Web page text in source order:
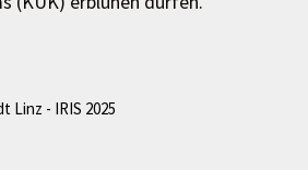
Linz - IRIS 2025